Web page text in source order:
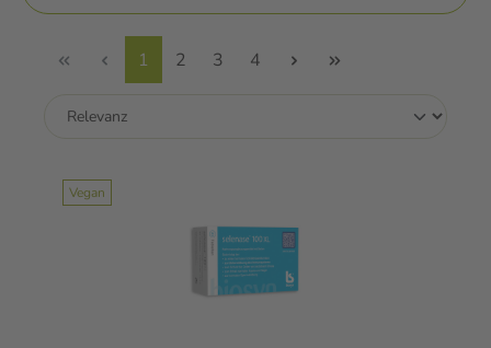
1 2 3 4
Vegan